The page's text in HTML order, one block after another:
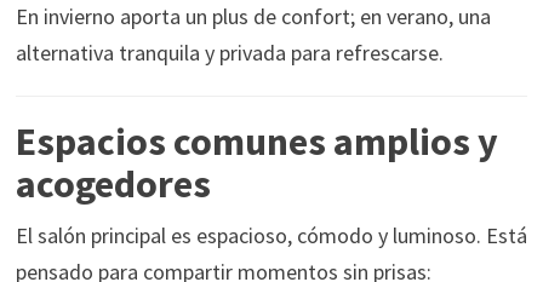
En invierno aporta un plus de confort; en verano, una
alternativa tranquila y privada para refrescarse.
Espacios comunes amplios y
acogedores
El salón principal es espacioso, cómodo y luminoso. Está
pensado para compartir momentos sin prisas: